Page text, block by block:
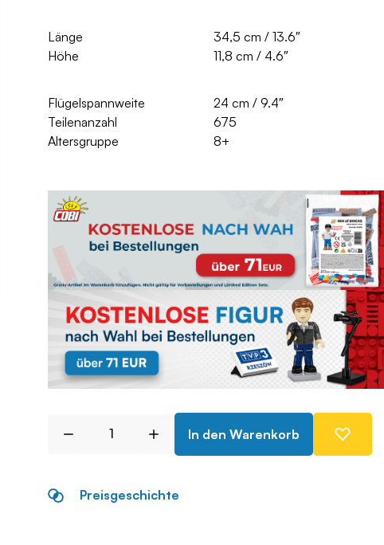
Länge
34,5 cm / 13.6″
Höhe
11,8 cm / 4.6″
Flügelspannweite
24 cm / 9.4″
Teilenanzahl
675
Altersgruppe
8+
In den Warenkorb
Preisgeschichte